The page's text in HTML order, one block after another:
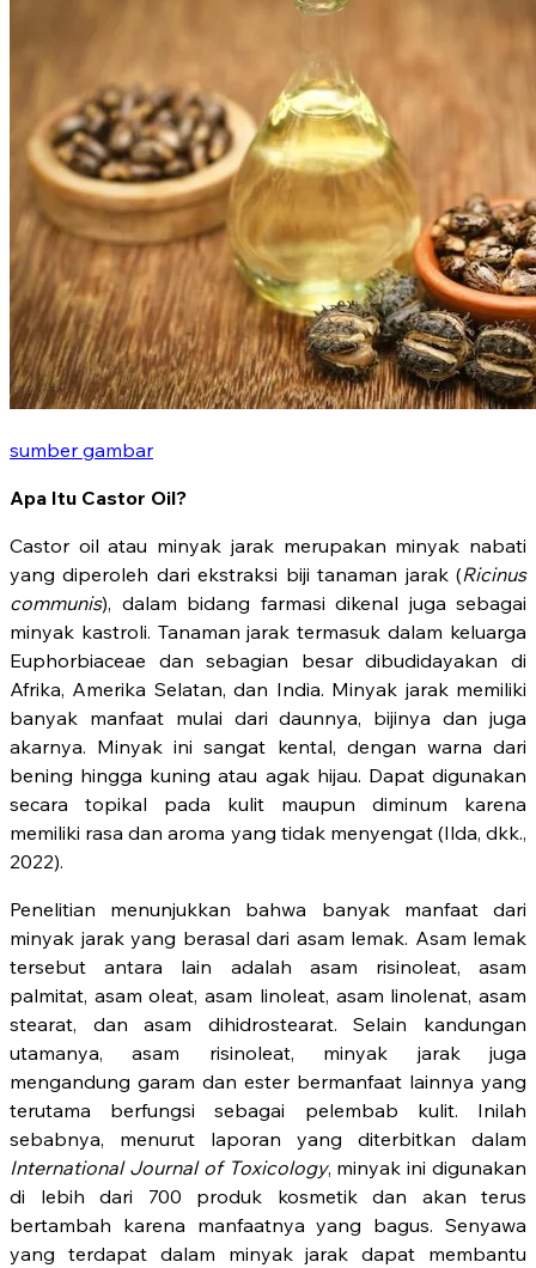
sumber gambar
Apa Itu Castor Oil?
Castor oil atau minyak jarak merupakan minyak nabati
yang diperoleh dari ekstraksi biji tanaman jarak (Ricinus
communis), dalam bidang farmasi dikenal juga sebagai
minyak kastroli. Tanaman jarak termasuk dalam keluarga
Euphorbiaceae dan sebagian besar dibudidayakan di
Afrika, Amerika Selatan, dan India. Minyak jarak memiliki
banyak manfaat mulai dari daunnya, bijinya dan juga
akarnya. Minyak ini sangat kental, dengan warna dari
bening hingga kuning atau agak hijau. Dapat digunakan
secara topikal pada kulit maupun diminum karena
memiliki rasa dan aroma yang tidak menyengat (Ilda, dkk.,
2022).
Penelitian menunjukkan bahwa banyak manfaat dari
minyak jarak yang berasal dari asam lemak. Asam lemak
tersebut antara lain adalah asam risinoleat, asam
palmitat, asam oleat, asam linoleat, asam linolenat, asam
stearat, dan asam dihidrostearat. Selain kandungan
utamanya, asam risinoleat, minyak jarak juga
mengandung garam dan ester bermanfaat lainnya yang
terutama berfungsi sebagai pelembab kulit. Inilah
sebabnya, menurut laporan yang diterbitkan dalam
International Journal of Toxicology, minyak ini digunakan
di lebih dari 700 produk kosmetik dan akan terus
bertambah karena manfaatnya yang bagus. Senyawa
yang terdapat dalam minyak jarak dapat membantu